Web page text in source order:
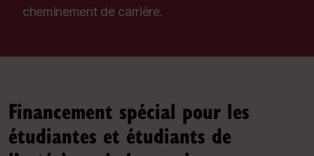
cheminement de carrière.
Financement spécial pour les
étudiantes et étudiants de